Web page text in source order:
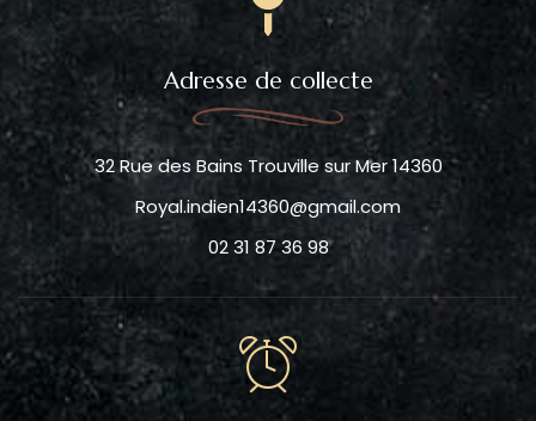
Adresse de collecte
32 Rue des Bains Trouville sur Mer 14360
Royal.indien14360@gmail.com
02 31 87 36 98